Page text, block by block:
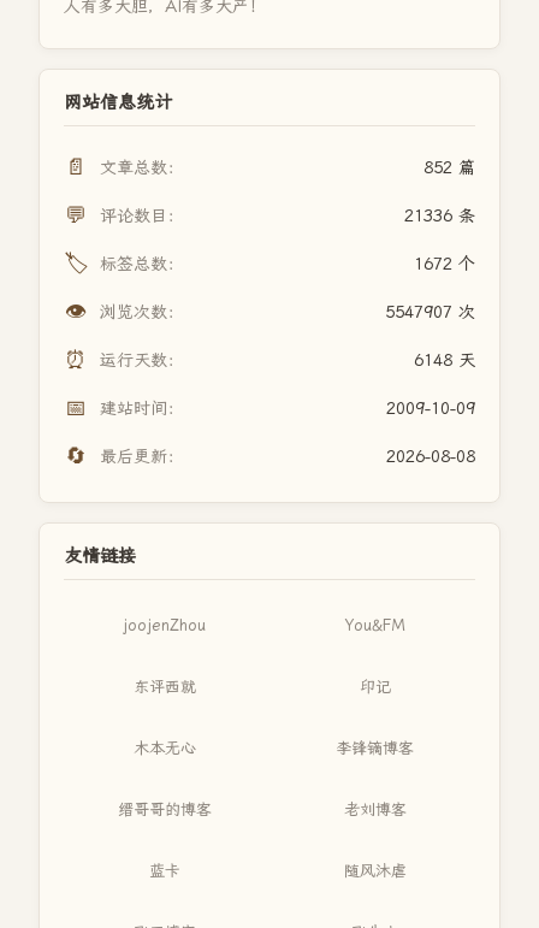
人有多大胆，AI有多大产！
网站信息统计
📄 文章总数： 852 篇
💬 评论数目： 21336 条
🏷️ 标签总数： 1672 个
👁️ 浏览次数： 5547907 次
⏰ 运行天数： 6148 天
📅 建站时间： 2009-10-09
🔄 最后更新： 2026-08-08
友情链接
joojenZhou You&FM
东评西就 印记
木本无心 李锋镝博客
缙哥哥的博客 老刘博客
蓝卡 随风沐虐